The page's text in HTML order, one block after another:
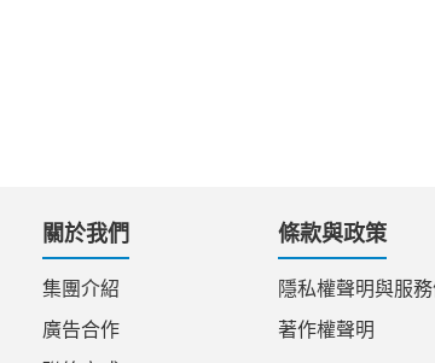
關於我們
集團介紹
廣告合作
條款與政策
隱私權聲明與服
著作權聲明